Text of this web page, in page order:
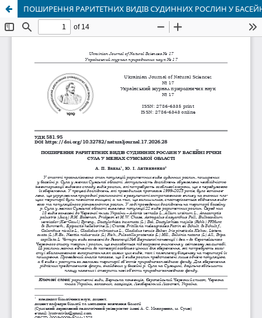
ПОШИРЕННЯ РАРИТЕТНИХ ВИДІВ СУДИННИХ РОСЛИН У